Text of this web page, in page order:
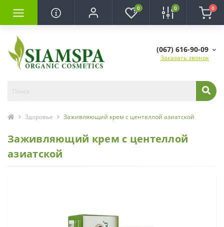
0 0 0
(067) 616-90-09
Заказать звонок
Здоровье Заживляющий крем с центеллой азиатской
Заживляющий крем с центеллой
азиатской